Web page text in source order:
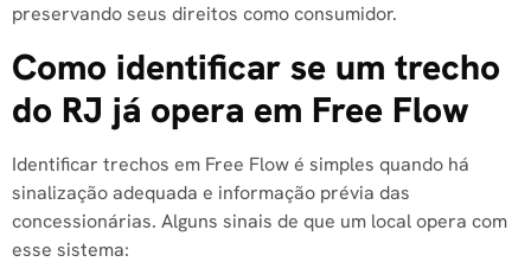
preservando seus direitos como consumidor.
Como identificar se um trecho
do RJ já opera em Free Flow
Identificar trechos em Free Flow é simples quando há
sinalização adequada e informação prévia das
concessionárias. Alguns sinais de que um local opera com
esse sistema: